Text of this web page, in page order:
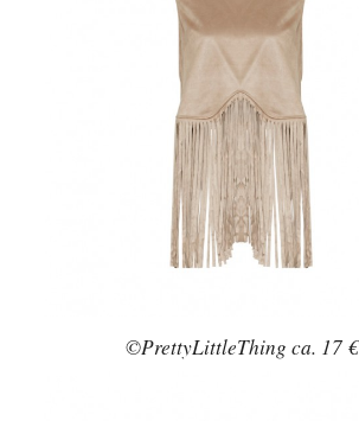
©PrettyLittleThing ca. 17 €